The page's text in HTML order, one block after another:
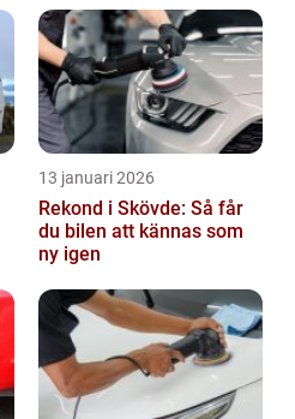
13 januari 2026
Rekond i Skövde: Så får
du bilen att kännas som
ny igen